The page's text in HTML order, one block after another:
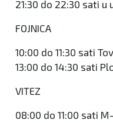
21:30 do 22:30 sati u
FOJNICA
10:00 do 11:30 sati
13:00 do 14:30 sati
VITEZ
08:00 do 11:00 sati